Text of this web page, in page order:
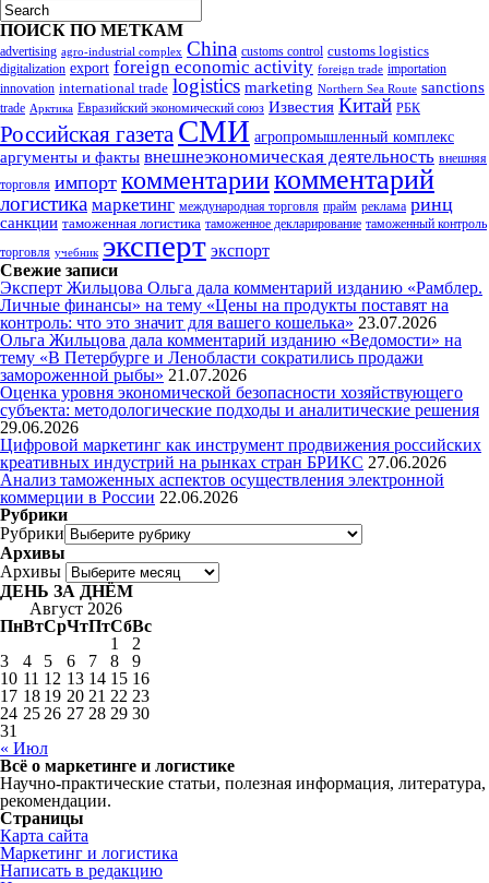
ПОИСК ПО МЕТКАМ
advertising agro-industrial complex China customs control customs logistics
digitalization export foreign economic activity foreign trade importation
innovation international trade logistics marketing Northern Sea Route sanctions
trade Арктика Евразийский экономический союз Известия Китай РБК
Российская газета СМИ агропромышленный комплекс
аргументы и факты внешнеэкономическая деятельность внешняя
торговля импорт комментариикомментарий
логистика маркетинг международная торговля прайм реклама ринц
санкции таможенная логистика таможенное декларирование таможенный контроль
торговля учебник эксперт экспорт
Свежие записи
Эксперт Жильцова Ольга дала комментарий изданию «Рамблер.
Личные финансы» на тему «Цены на продукты поставят на
контроль: что это значит для вашего кошелька» 23.07.2026
Ольга Жильцова дала комментарий изданию «Ведомости» на
тему «В Петербурге и Ленобласти сократились продажи
замороженной рыбы» 21.07.2026
Оценка уровня экономической безопасности хозяйствующего
субъекта: методологические подходы и аналитические решения
29.06.2026
Цифровой маркетинг как инструмент продвижения российских
креативных индустрий на рынках стран БРИКС 27.06.2026
Анализ таможенных аспектов осуществления электронной
коммерции в России 22.06.2026
Рубрики
Рубрики
Архивы
Архивы
ДЕНЬ ЗА ДНЁМ
Август 2026
ПнВтСрЧтПтСбВс
1
2
3
4 5 6 7 8
9
10 11 12 13 14 15 16
17 18 19 20 21 22 23
24 25 26 27 28 29 30
31
« Июл
Всё о маркетинге и логистике
Научно-практические статьи, полезная информация, литература,
рекомендации.
Страницы
Карта сайта
Маркетинг и логистика
Написать в редакцию